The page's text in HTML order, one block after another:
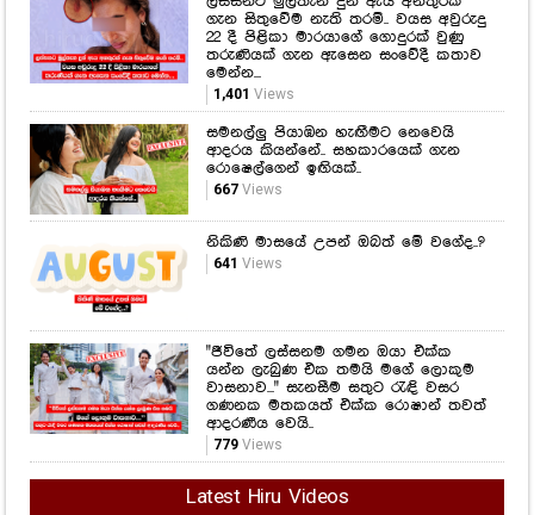
දුවෙකුට මේ තරම් ලස්සන අම්මෙක්
ඉන්නවා කියන්නෙම මොන තරම්
දෙයක්ද..? අක්කා - නගෝ වගේ ළං වුණු
උදාරියි, දෝණියි...
2,025 Views
ලස්සනට මුල්තැන දුන් ඇය අනතුරක්
ගැන සිතුවේම නැති තරම්.. වයස අවුරුදු
22 දී පිළිකා මාරයාගේ ගොදුරක් වුණු
තරුණියක් ගැන ඇසෙන සංවේදී කතාව
සමනල්ලු පියාඹන හැඟීමට නෙවෙයි
නිකිණි මාසයේ උපන් ඔබත් මේ වගේද..?
641Views
"ජීවිතේ ලස්සනම ගමන ඔයා එක්ක
යන්න ලැබුණ එක තමයි මගේ ලොකුම